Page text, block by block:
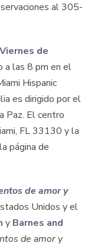
al 305-
Viernes de
a las 8 pm en el
Hispanic
es dirigido por el
Paz. El centro
FL 33130 y la
página de
de amor y
Unidos y el
y Barnes and
de amor y